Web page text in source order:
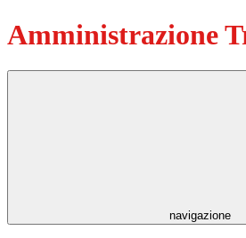
Amministrazione
navigazione